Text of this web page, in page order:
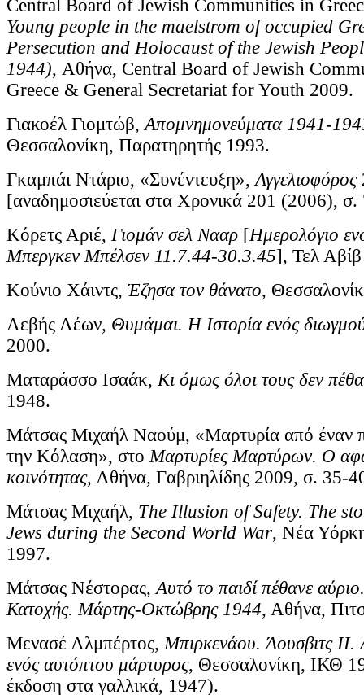
Central Board of Jewish Communities in
Young people in the maelstrom of occupied
Persecution and Holocaust of the Jewish
1944), Αθήνα, Central Board of Jewish
Greece & General Secretariat for Youth 2009.
Γιακοέλ Γιομτώβ,Απομνημονεύματα 1941-
Θεσσαλονίκη, Παρατηρητής 1993.
Γκαμπάι Ντάριο, «Συνέντευξη»,Αγγελιοφόρος
[αναδημοσιεύεται στα Χρονικά 201 (2006),
Κόρετς Αριέ, Γιομάν σελ Νααρ [Ημερολόγιο
Μπεργκεν Μπέλσεν 11.7.44-30.3.45], Τελ
Κούνιο Χάιντς, Έζησα τον θάνατο,
Λεβής Λέων, Θυμάμαι. Η Ιστορία ενός
2000.
Ματαράσσο Ισαάκ,Κι όμως όλοι τους δεν
1948.
Μάτσας Μιχαήλ Ναούμ, «Μαρτυρία από έναν
την Κόλαση», στοΜαρτυρίες Μαρτύρων. Ο
κοινότητας, Αθήνα, Γαβριηλίδης 2009, σ. 35-
Μάτσας Μιχαήλ, The Illusion of Safety. The
Jews during the Second World War, Νέα
1997.
Μάτσας Νέστορας,Αυτό το παιδί πέθανε
Κατοχής. Μάρτης-Οκτώβρης 1944, Αθήνα,
Μενασέ Αλμπέρτος,Μπιρκενάου. Άουσβιτς ΙΙ.
ενός αυτόπτου μάρτυρος, Θεσσαλονίκη, ΙΚΘ
έκδοση στα γαλλικά, 1947).